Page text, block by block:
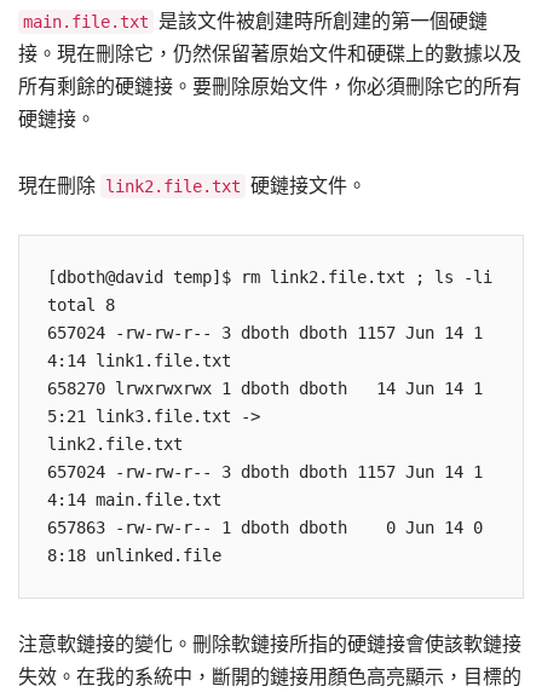
main.file.txt 是該文件被創建時所創建的第一個硬鏈
接。現在刪除它，仍然保留著原始文件和硬碟上的數據以及
所有剩餘的硬鏈接。要刪除原始文件，你必須刪除它的所有
硬鏈接。
現在刪除 link2.file.txt 硬鏈接文件。
[dboth@david temp]$ rm link2.file.txt ; ls -li
total 8
657024 -rw-rw-r-- 3 dboth dboth 1157 Jun 14 1
4:14 link1.file.txt
658270 lrwxrwxrwx 1 dboth dboth   14 Jun 14 1
5:21 link3.file.txt ->
link2.file.txt
657024 -rw-rw-r-- 3 dboth dboth 1157 Jun 14 1
4:14 main.file.txt
657863 -rw-rw-r-- 1 dboth dboth    0 Jun 14 0
注意軟鏈接的變化。刪除軟鏈接所指的硬鏈接會使該軟鏈接
失效。在我的系統中，斷開的鏈接用顏色高亮顯示，目標的